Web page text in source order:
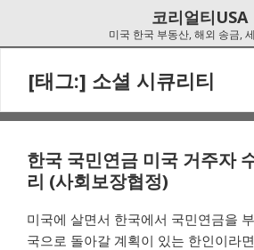
코리얼티USA
미국 한국 부동산, 해외 송금,
[태그:] 소셜 시큐리티
한국 국민연금 미국 거주자
리 (사회보장협정)
미국에 살면서 한국에서 국민연금을
국으로 돌아갈 계획이 있는 한인이라